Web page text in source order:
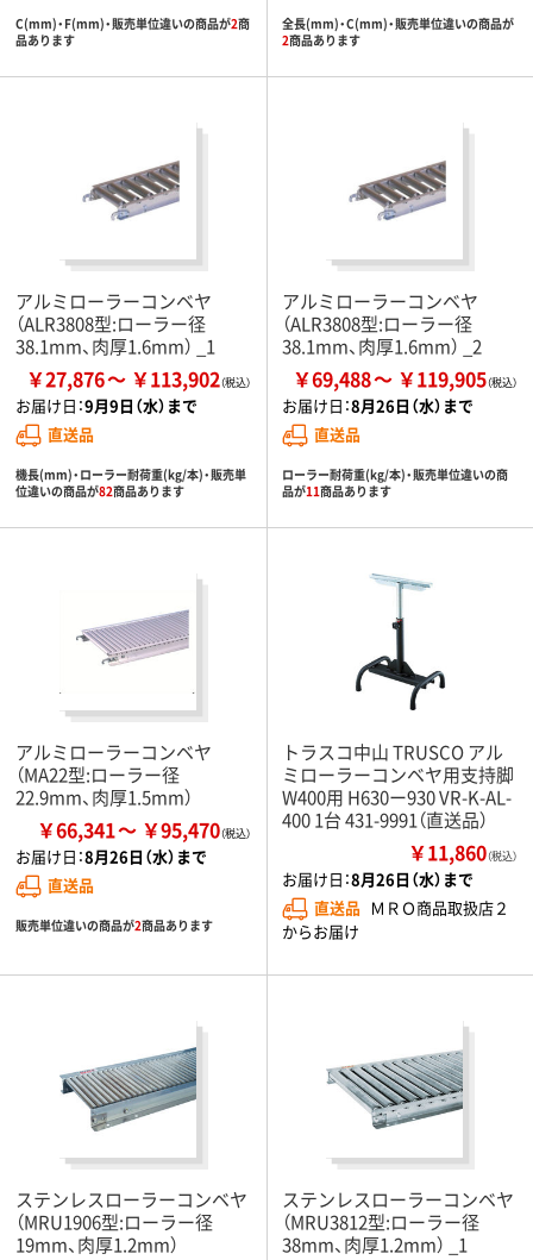
C(mm)・F(mm)・販売単位違いの商品が2商
品あります
全長(mm)・C(mm)・販売単位違いの商品が
2商品あります
アルミローラーコンベヤ
（ALR3808型:ローラー径
38.1mm、肉厚1.6mm） _1
￥27,876 ￥113,902
お届け日：9月9日（水）まで
直送品
機長(mm)・ローラー耐荷重(kg/本)・販売単
位違いの商品が82商品あります
アルミローラーコンベヤ
（ALR3808型:ローラー径
38.1mm、肉厚1.6mm） _2
￥69,488 ￥119,905
お届け日：8月26日（水）まで
直送品
ローラー耐荷重(kg/本)・販売単位違いの商
品が11商品あります
アルミローラーコンベヤ
（MA22型:ローラー径
22.9mm、肉厚1.5mm）
￥66,341 ￥95,470
お届け日：8月26日（水）まで
直送品
販売単位違いの商品が2商品あります
トラスコ中山 TRUSCO アル
ミローラーコンベヤ用支持脚
W400用 H630ー930 VR-K-AL-
400 1台 431-9991（直送品）
￥11,860（税込）
お届け日：8月26日（水）まで
直送品 ＭＲＯ商品取扱店２
からお届け
ステンレスローラーコンベヤ
（MRU1906型:ローラー径
19mm、肉厚1.2mm）
ステンレスローラーコンベヤ
（MRU3812型:ローラー径
38mm、肉厚1.2mm） _1